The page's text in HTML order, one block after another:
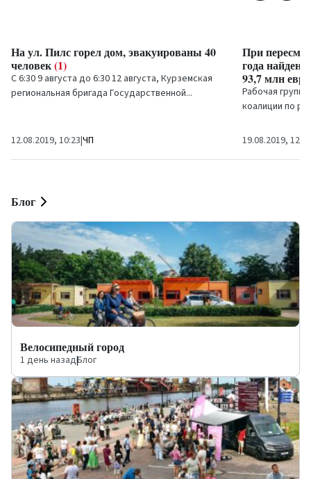
На ул. Пилс горел дом, эвакуированы 40
человек(1)
С 6:30 9 августа до 6:30 12 августа, Курземская
региональная бригада Государственной...
12.08.2019, 10:23|ЧП
При
года
93,7 млн
Рабочая
коалиции по
бюджете 2020
19.08.2019, 12:04
Блог
Велосипедный город
1 день назад|Блог